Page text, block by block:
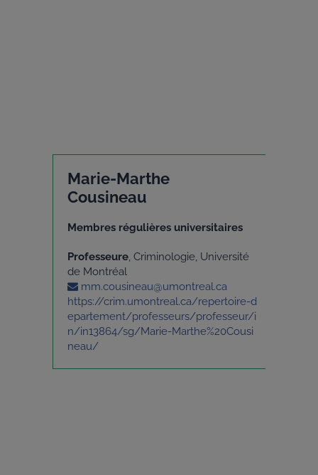
Marie-Marthe
Cousineau
Membres régulières universitaires
Professeure, Criminologie, Université
de Montréal
mm.cousineau@umontreal.ca
https://crim.umontreal.ca/repertoire-d
epartement/professeurs/professeur/i
n/in13864/sg/Marie-Marthe%20Cousi
neau/